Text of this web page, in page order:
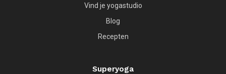
Vind je yogastudio
Blog
Recepten
Superyoga